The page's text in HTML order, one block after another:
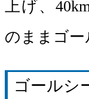
上げ、
のままゴー
ゴールシ